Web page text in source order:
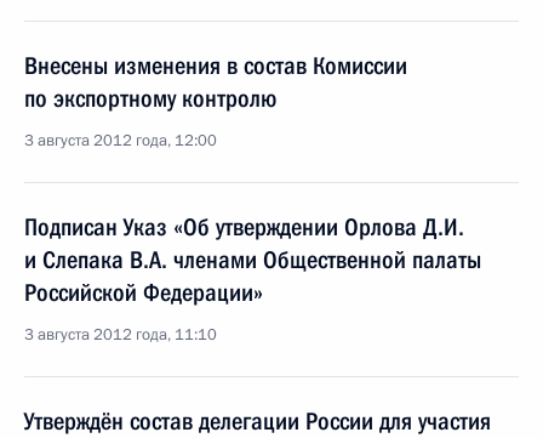
Внесены изменения в состав Комиссии
по экспортному контролю
3 августа 2012 года, 12:00
Подписан Указ «Об утверждении Орлова Д.И.
и Слепака В.А. членами Общественной палаты
Российской Федерации»
3 августа 2012 года, 11:10
Утверждён состав делегации России для участия